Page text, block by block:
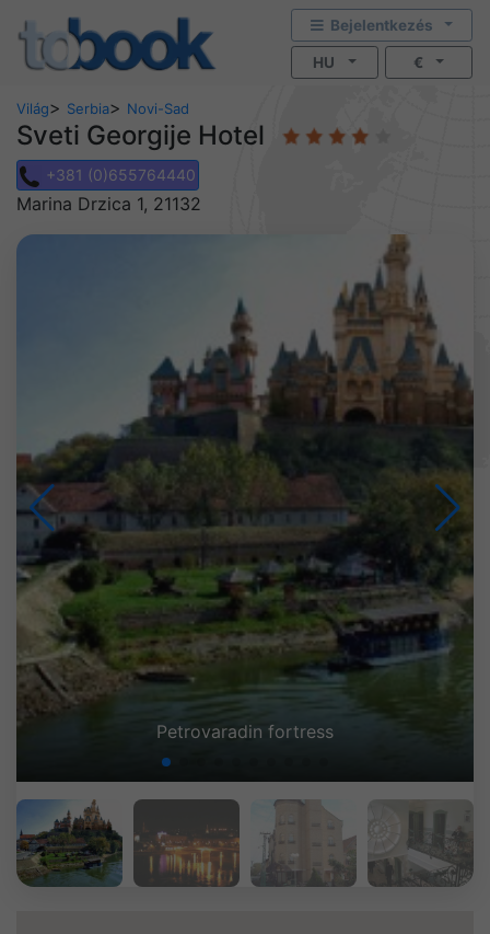
Bejelentkezés
HU €
Világ> Serbia> Novi-Sad
Sveti Georgije Hotel
+381 (0)655764440
Marina Drzica 1, 21132
Petrovaradin fortress